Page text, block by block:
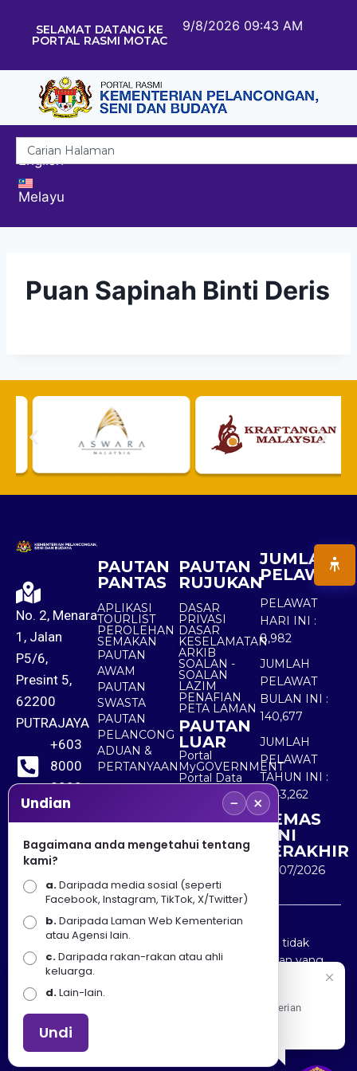
SELAMAT DATANG KE
PORTAL RASMI MOTAC
9/8/2026 09:43 AM
English
Melayu
Puan Sapinah Binti Deris
No. 2, Menara
1, Jalan
P5/6,
Presint 5,
62200
PUTRAJAYA
+603
8000
8000
+603
8891
7100
PAUTAN
PANTAS
APLIKASI
TOURLIST
PEROLEHAN
SEMAKAN
PAUTAN
AWAM
PAUTAN
SWASTA
PAUTAN
PELANCONG
ADUAN &
PERTANYAAN
PAUTAN
RUJUKAN
DASAR
PRIVASI
DASAR
KESELAMATAN
ARKIB
SOALAN -
SOALAN
LAZIM
PENAFIAN
PETA LAMAN
PAUTAN
LUAR
Portal
MyGOVERNMENT
Portal Data
Terbuka
Sektor Awam
JUMLAH
PELAWAT
PELAWAT
HARI INI :
8,982
JUMLAH
PELAWAT
BULAN INI :
140,677
JUMLAH
PELAWAT
TAHUN INI :
5,543,262
KEMAS
KINI
TERAKHIR
30/07/2026
Penafian : Kerajaan Malaysia dan Kementerian
Pelancongan Seni dan Budaya (MOTAC) adalah tidak
bertanggungjawab atas kehilangan atau kerugian yang
disebabkan oleh penggunaan mana-mana maklumat
yang diperolehi dari portal ini.
Hakcipta © 2025 KEMENTERIAN PELANCONGAN SENI
DAN BUDAYA. | Hak Cipta Terpelihara.
Undian − ×
Bagaimana anda mengetahui tentang
kami?
a.Daripada media sosial (seperti
Facebook, Instagram, TikTok, X/Twitter)
b.Daripada Laman Web Kementerian
atau Agensi lain.
c.Daripada rakan-rakan atau ahli
keluarga.
d.Lain-lain.
Undi
Apa Khabar! Selamat datang ke Portal Rasmi Kementerian
Pelancongan, Seni dan Budaya